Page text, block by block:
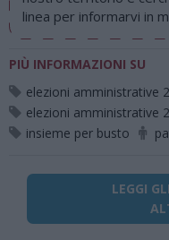
linea per informarvi in
PIÙ INFORMAZIONI SU
elezioni amministrative
elezioni amministrative
insieme per busto
LEGGI